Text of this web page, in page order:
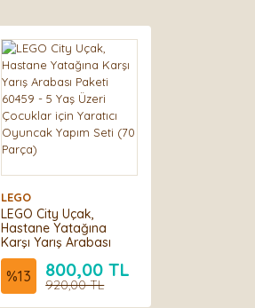
LEGO
LEGO City Uçak,
Hastane Yatağına
Karşı Yarış Arabası
Paketi 60459 - 5 Yaş
Üzeri Çocuklar için
Yaratıcı Oyuncak
Yapım Seti (70 Parça)
%13 800,00 TL
920,00 TL